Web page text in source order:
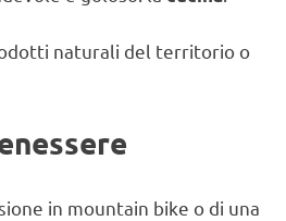
naturali del territorio o
in mountain bike o di una